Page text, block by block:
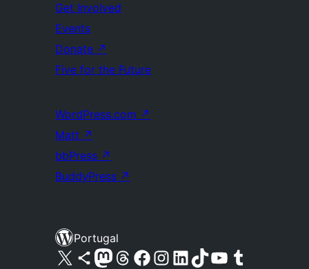
Get Involved
Events
Donate ↗
Five for the Future
WordPress.com ↗
Matt ↗
bbPress ↗
BuddyPress ↗
Portugal
Visite a nossa conta X (antigo Twitter)
Visit our Bluesky account
Visit our Mastodon account
Visit our Threads account
Visite a nossa página do Facebook
Visite a nossa conta no Instagram
Visite a nossa conta no LinkedIn
Visit our TikTok account
Visit our YouTube channel
Visit our Tumblr account